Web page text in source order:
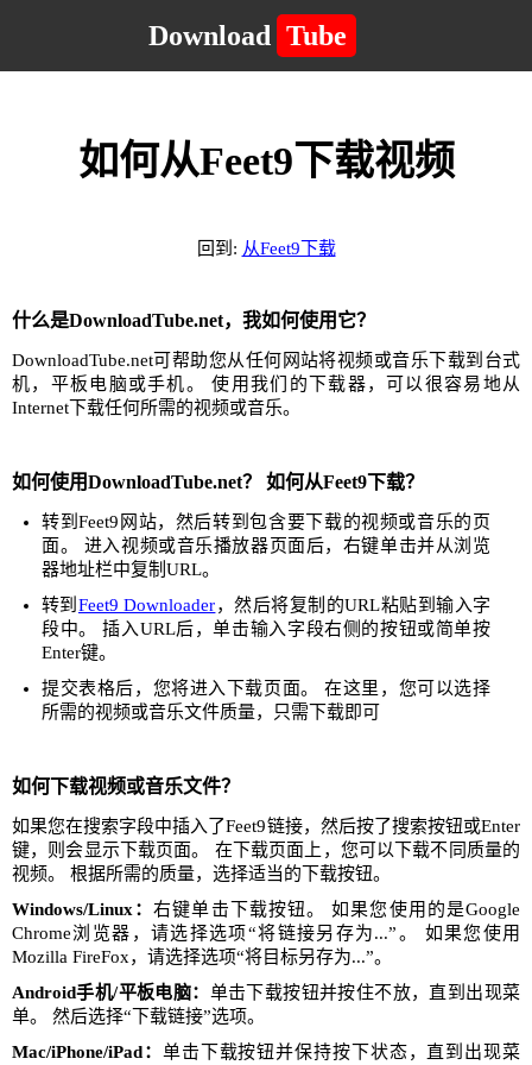
Download Tube
如何从Feet9下载视频
回到: 从Feet9下载
什么是DownloadTube.net，我如何使用它？
DownloadTube.net可帮助您从任何网站将视频或音乐下载到台式
机，平板电脑或手机。 使用我们的下载器，可以很容易地从
Internet下载任何所需的视频或音乐。
如何使用DownloadTube.net？ 如何从Feet9下载？
转到Feet9网站，然后转到包含要下载的视频或音乐的页
面。 进入视频或音乐播放器页面后，右键单击并从浏览
器地址栏中复制URL。
转到 Feet9 Downloader，然后将复制的URL粘贴到输入字
段中。 插入URL后，单击输入字段右侧的按钮或简单按
Enter键。
提交表格后，您将进入下载页面。 在这里，您可以选择
所需的视频或音乐文件质量，只需下载即可
如何下载视频或音乐文件？
如果您在搜索字段中插入了Feet9链接，然后按了搜索按钮或Enter
键，则会显示下载页面。 在下载页面上，您可以下载不同质量的
视频。 根据所需的质量，选择适当的下载按钮。
Windows/Linux：右键单击下载按钮。 如果您使用的是Google
Chrome浏览器，请选择选项“将链接另存为...”。 如果您使用
Mozilla FireFox，请选择选项“将目标另存为...”。
Android手机/平板电脑： 单击下载按钮并按住不放，直到出现菜
单。 然后选择“下载链接”选项。
Mac/iPhone/iPad： 单击下载按钮并保持按下状态，直到出现菜